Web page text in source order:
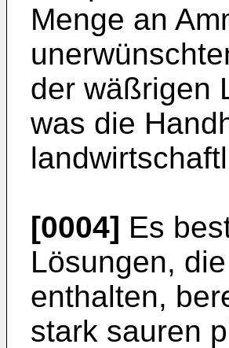
Menge an
der wäßrigen
was die
[0004] Es
Lösungen,
enthalten,
stark sauren